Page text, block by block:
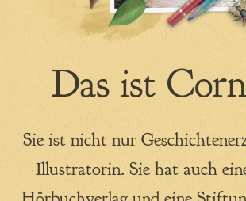
Geschichten
bis heute
Geisterritter auf Schloss
Schweine, Engel und
Bilderbuchgeschichte
Das ist
Sie ist nicht nur
Illustratorin. Sie hat auch